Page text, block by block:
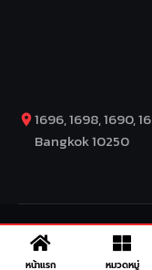
หน้าแรก หมวดหมู่
1696, 1698, 1690,
Bangkok 10250
COPYRIGHT BY
SuperDrive– ข่าว